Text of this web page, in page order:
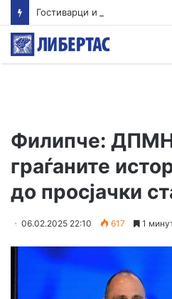
Гостиварци и натаму без
Филипче:
граѓаните
до просјачки
06.02.2025 22:10 617 1